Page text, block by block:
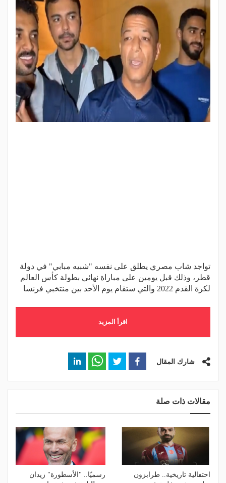
تواجد شاب مصري يطلق على نفسه "شبيه مبابي" في دولة
قطر، وذلك قبل يومين على مباراة نهائي بطولة كأس العالم
لكرة القدم 2022 والتي ستقام يوم الأحد بين منتخبي فرنسا
اقرأ المزيد
شارك المقال
مقالات ذات صلة
احتفالية تاريخية.. طرابزون
رسميًا.. "الأسطورة" زيدان